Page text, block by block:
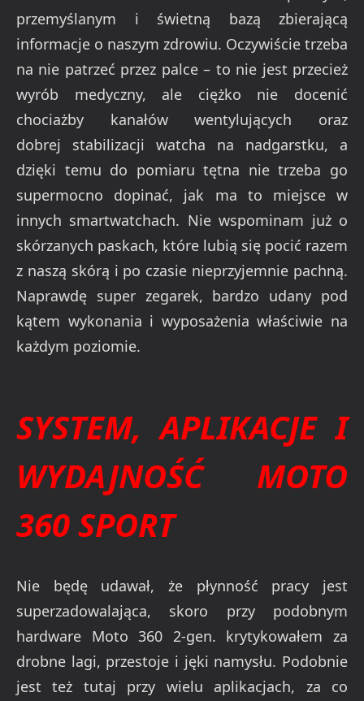
przemyślanym i świetną bazą zbierającą
informacje o naszym zdrowiu. Oczywiście trzeba
na nie patrzeć przez palce – to nie jest przecież
wyrób medyczny, ale ciężko nie docenić
chociażby kanałów wentylujących oraz
dobrej stabilizacji watcha na nadgarstku, a
dzięki temu do pomiaru tętna nie trzeba go
supermocno dopinać, jak ma to miejsce w
innych smartwatchach. Nie wspominam już o
skórzanych paskach, które lubią się pocić razem
z naszą skórą i po czasie nieprzyjemnie pachną.
Naprawdę super zegarek, bardzo udany pod
kątem wykonania i wyposażenia właściwie na
każdym poziomie.
SYSTEM, APLIKACJE I
WYDAJNOŚĆ MOTO
360 SPORT
Nie będę udawał, że płynność pracy jest
superzadowalająca, skoro przy podobnym
hardware Moto 360 2-gen. krytykowałem za
drobne lagi, przestoje i jęki namysłu. Podobnie
jest też tutaj przy wielu aplikacjach, za co